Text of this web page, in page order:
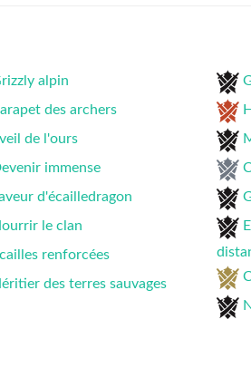
alpin
des archers
de l'ours
immense
d'écailledragon
le clan
renforcées
des terres sauvages